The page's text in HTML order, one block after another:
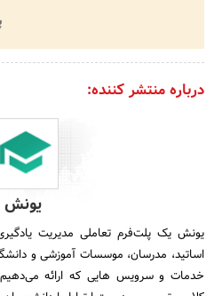
درباره منتشر کننده:
یونش
یونش یک پلت‌فرم تعاملی مدیریت
اساتید، مدرسان، موسسات آموزشی و
خدمات و سرویس هایی که ارائه